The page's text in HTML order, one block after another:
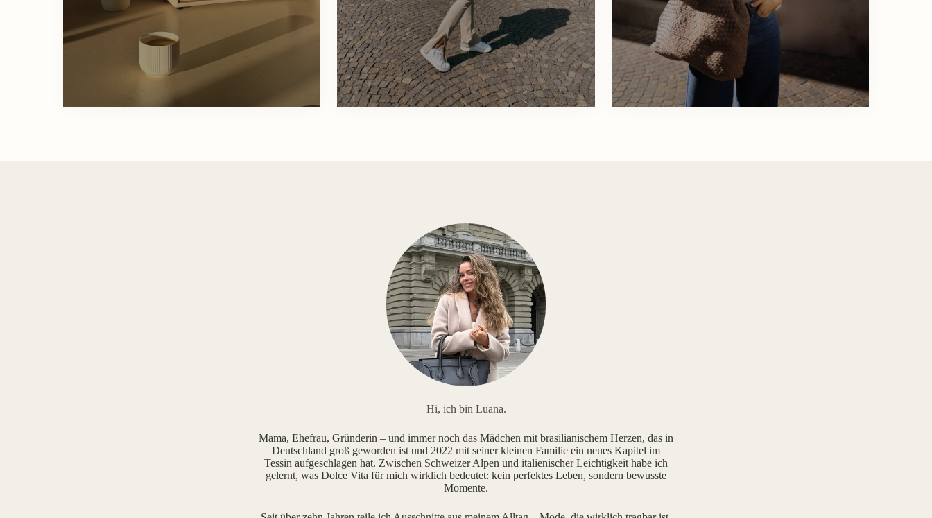
Hi, ich bin Luana.
Mama, Ehefrau, Gründerin – und immer noch das Mädchen mit brasilianischem Herzen, das in
Deutschland groß geworden ist und 2022 mit seiner kleinen Familie ein neues Kapitel im
Tessin aufgeschlagen hat. Zwischen Schweizer Alpen und italienischer Leichtigkeit habe ich
gelernt, was Dolce Vita für mich wirklich bedeutet: kein perfektes Leben, sondern bewusste
Momente.